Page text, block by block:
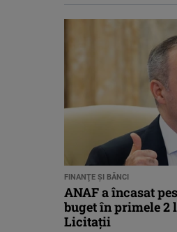
FINANŢE ŞI BĂNCI
ANAF a încasat
buget în primele 2
Licitații